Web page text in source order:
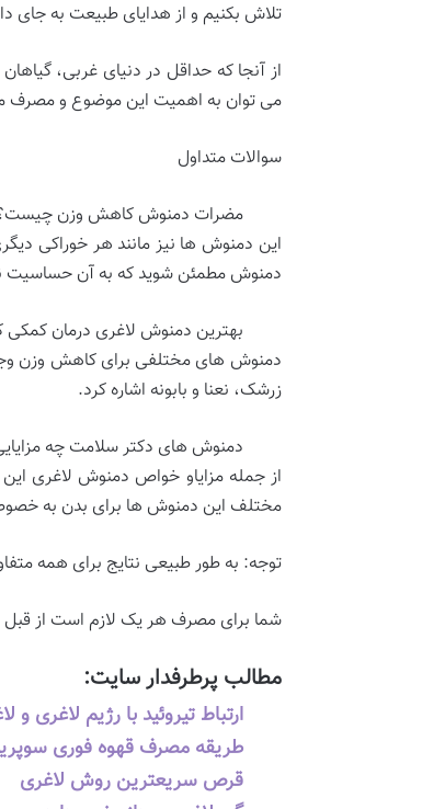
تلاش بکنیم و از هدایای طبیعت به جای
از آنجا که حداقل در دنیای غربی،
می توان به اهمیت این موضوع و مصرف
سوالات متداول
مضرات دمنوش کاهش وزن
این دمنوش ها نیز مانند هر خوراکی
دمنوش مطمئن شوید که به آن حساسیت
بهترین دمنوش لاغری درمان
دمنوش های مختلفی برای کاهش وزن وجود
زرشک، نعنا و بابونه اشاره کرد.
دمنوش های دکتر سلامت چه
از جمله مزایاو خواص دمنوش لاغری این
مختلف این دمنوش ها برای بدن به
توجه: به طور طبیعی نتایج برای همه
شما برای مصرف هر یک لازم است از
مطالب پرطرفدار سایت:
ارتباط تیروئید با رژیم لاغری
طریقه مصرف قهوه فوری
قرص سریعترین روش لاغری